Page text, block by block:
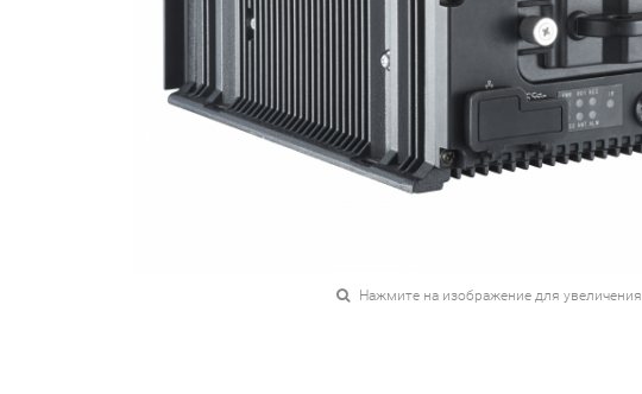
Нажмите на изображение для увеличения